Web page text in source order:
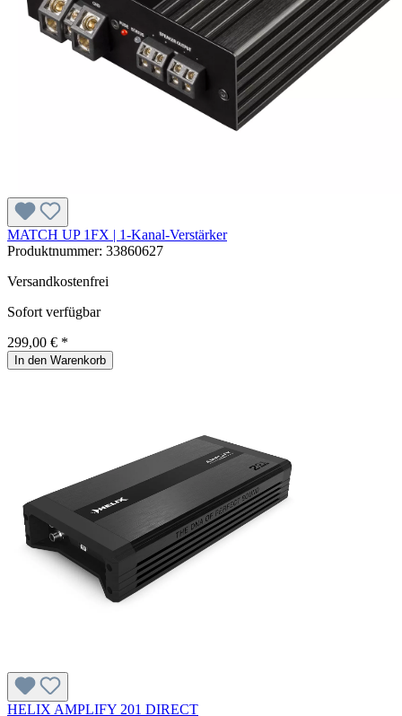
MATCH UP 1FX | 1-Kanal-Verstärker
Produktnummer: 33860627
Versandkostenfrei
Sofort verfügbar
299,00 € *
In den Warenkorb
HELIX AMPLIFY 201 DIRECT